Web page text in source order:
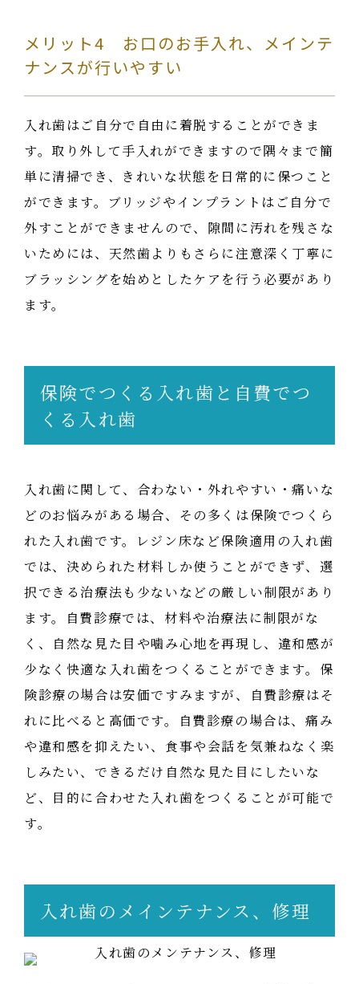
メリット4 お口のお手入れ、メインテ
ナンスが行いやすい
入れ歯はご自分で自由に着脱することができま
す。取り外して手入れができますので隅々まで簡
単に清掃でき、きれいな状態を日常的に保つこと
ができます。ブリッジやインプラントはご自分で
外すことができませんので、隙間に汚れを残さな
いためには、天然歯よりもさらに注意深く丁寧に
ブラッシングを始めとしたケアを行う必要があり
ます。
保険でつくる入れ歯と自費でつ
くる入れ歯
入れ歯に関して、合わない・外れやすい・痛いな
どのお悩みがある場合、その多くは保険でつくら
れた入れ歯です。レジン床など保険適用の入れ歯
では、決められた材料しか使うことができず、選
択できる治療法も少ないなどの厳しい制限があり
ます。自費診療では、材料や治療法に制限がな
く、自然な見た目や噛み心地を再現し、違和感が
少なく快適な入れ歯をつくることができます。保
険診療の場合は安価ですみますが、自費診療はそ
れに比べると高価です。自費診療の場合は、痛み
や違和感を抑えたい、食事や会話を気兼ねなく楽
しみたい、できるだけ自然な見た目にしたいな
ど、目的に合わせた入れ歯をつくることが可能で
す。
入れ歯のメインテナンス、修理